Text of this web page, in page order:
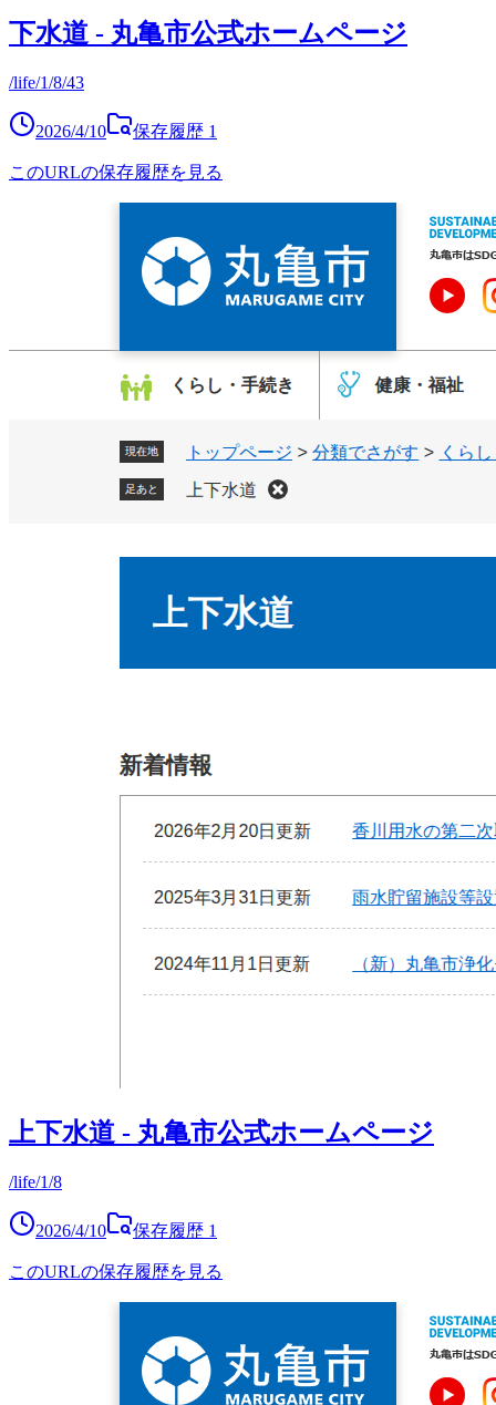
下水道 - 丸亀市公式ホームページ
/life/1/8/43
2026/4/10 保存履歴 1
このURLの保存履歴を見る
上下水道 - 丸亀市公式ホームページ
/life/1/8
2026/4/10 保存履歴 1
このURLの保存履歴を見る